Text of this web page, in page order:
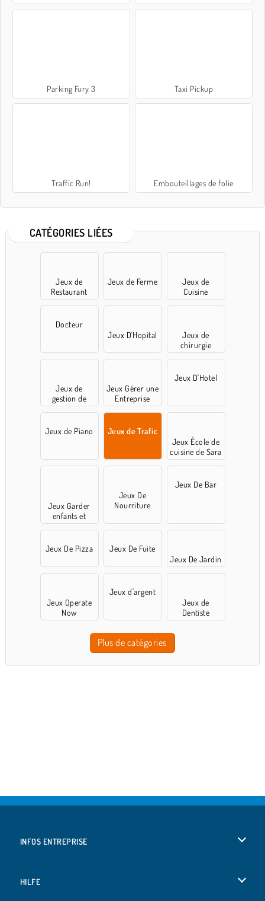
Parking Fury 3 Taxi Pickup
Traffic Run! Embouteillages de folie
CATÉGORIES LIÉES
Jeux de
Restaurant
Jeux de Ferme
Jeux de
Cuisine
Docteur
Jeux D'Hopital
Jeux de
chirurgie
Jeux de
gestion de
temps
Jeux Gérer une
Entreprise
Jeux D'Hotel
Jeux de Piano
Jeux de Trafic
Jeux École de
cuisine de Sara
Jeux Garder
enfants et
animaux
Jeux De
Nourriture
Jeux De Bar
Jeux De Pizza
Jeux De Fuite
Jeux De Jardin
Jeux Operate
Now
Jeux d'argent
Jeux de
Dentiste
Plus de catégories
INFOS ENTREPRISE
HILFE